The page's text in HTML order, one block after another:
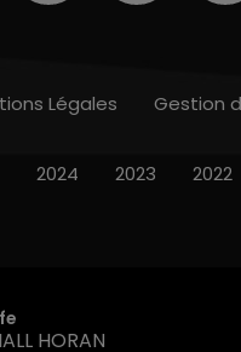
HORAN
Légales Gestion
2024 2023 2022